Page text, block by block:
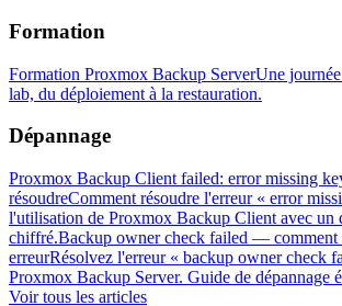
Formation
Formation Proxmox Backup ServerUne
lab, du déploiement à la restauration.
Dépannage
Proxmox Backup Client failed: error missing
résoudreComment résoudre l'erreur « error
l'utilisation de Proxmox Backup Client avec un
chiffré.Backup owner check failed — comment
erreurRésolvez l'erreur « backup owner check
Proxmox Backup Server. Guide de dépannage
Voir tous les articles